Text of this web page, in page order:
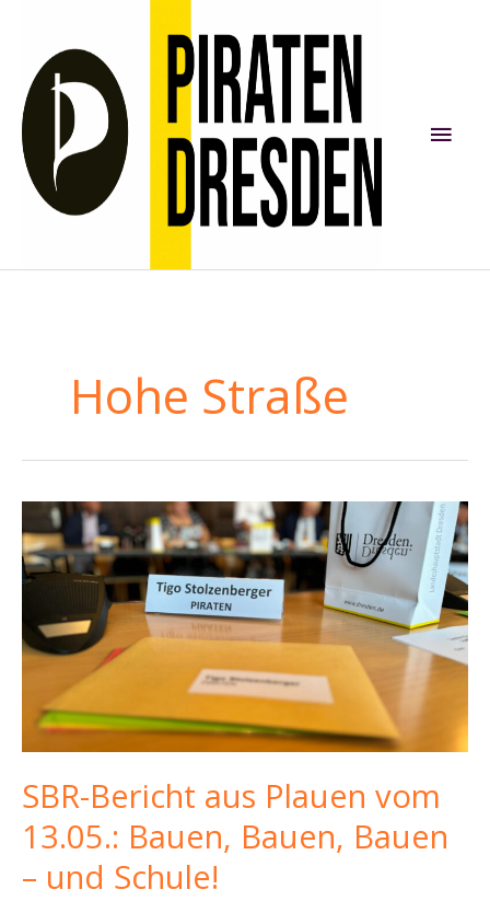
springen
Hohe Straße
SBR-Bericht aus Plauen vom
13.05.: Bauen, Bauen, Bauen
– und Schule!